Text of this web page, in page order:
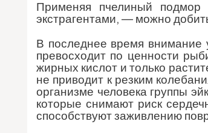
Применяя пчелиный
экстрагентами, — можно
В последнее время внимание
превосходит по ценности
жирных кислот и только
не приводит к резким
организме человека группы
которые снимают риск
способствуют заживлению